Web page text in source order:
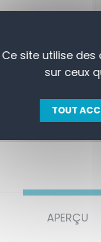
APERÇU
Ce site utilise
sur ceux
TOUT